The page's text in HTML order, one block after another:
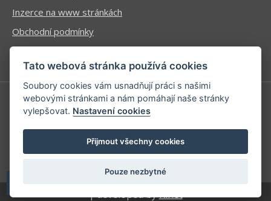
Inzerce na www stránkách
Obchodní podmínky
Ochrana osobních údajů
Příhlášení | Registrace
Kontaktní informace
Mapa stránek
| developed byKinet
Tato webová stránka používá cookies
Soubory cookies vám usnadňují práci s našimi
webovými stránkami a nám pomáhají naše stránky
vylepšovat. Nastavení cookies
Přijmout všechny cookies
Pouze nezbytné